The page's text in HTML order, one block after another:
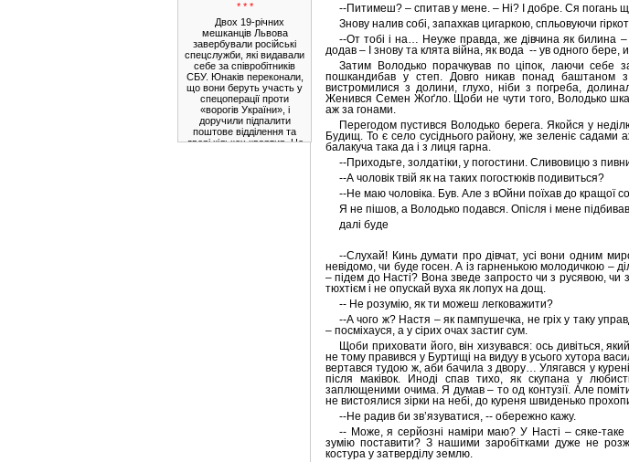
* * *
Двох 19-річних
мешканців Львова
завербували російські
спецслужби, які видавали
себе за співробітників
СБУ. Юнаків переконали,
що вони беруть участь у
спецоперації проти
«ворогів України», і
доручили підпалити
поштове відділення та
двері кількох квартир. Це
--Питимеш? – спитав у мене. – Ні? І добре. Ся погань
Знову налив собі, запахкав цигаркою, спльовуючи
--От тобі і на… Неуже правда, же дівчина як билина –
додав – І знову та клята війна, як вода -- ув одного бере,
Затим Володько порачкував по ціпок, лаючи себе
пошкандибав у степ. Довго никав понад баштаном
вистромилися з долини, глухо, ніби з погреба,
Женився Семен Жоґло. Щоби не чути того, Володько
аж за гонами.
Перегодом пустився Володько берега. Якойся у
Будищ. То є село сусіднього району, же зеленіє
балакуча така да і з лиця гарна.
--Приходьте, золдатіки, у погостини. Сливовицю з
--А чоловік твій як на таких погостюків подивиться?
--Не маю чоловіка. Був. Але з вОйни поїхав до кращої
Я не пішов, а Володько подався. Опісля і мене
далі буде
--Слухай! Кинь думати про дівчат, усі вони одним
невідомо, чи буде госен. А із гарненькою молодичкою –
– підем до Насті? Вона зведе запросто чи з русявою, чи
тюхтієм і не опускай вуха як лопух на дощ.
-- Не розумію, як ти можеш легковажити?
--А чого ж? Настя – як пампушечка, не гріх у таку
– посміхауся, а у сірих очах застиг сум.
Щоби приховати його, він хизувався: ось дивіться,
не тому правився у Буртищі на видуу в усього хутора
вертався тудою ж, аби бачила з двору… Улягався у
після маківок. Иноді спав тихо, як скупана у
заплющеними очима. Я думав – то од контузії. Але
не вистоялися зірки на небі, до куреня швиденько
--Не радив би зв’язуватися, -- обережно кажу.
-- Може, я серйозні наміри маю? У Насті – сяке-
зумію поставити? З нашими заробітками дуже не
костура у затверділу землю.